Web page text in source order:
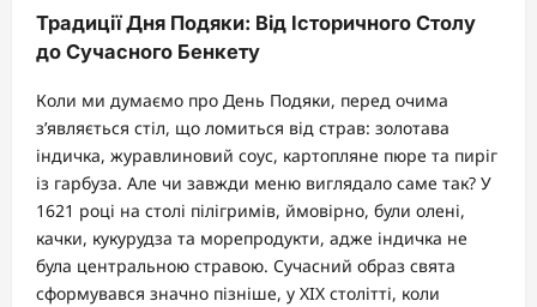
Традиції Дня Подяки: Від Історичного Столу
до Сучасного Бенкету
Коли ми думаємо про День Подяки, перед очима
з’являється стіл, що ломиться від страв: золотава
індичка, журавлиновий соус, картопляне пюре та пиріг
із гарбуза. Але чи завжди меню виглядало саме так? У
1621 році на столі пілігримів, ймовірно, були олені,
качки, кукурудза та морепродукти, адже індичка не
була центральною стравою. Сучасний образ свята
сформувався значно пізніше, у XIX столітті, коли